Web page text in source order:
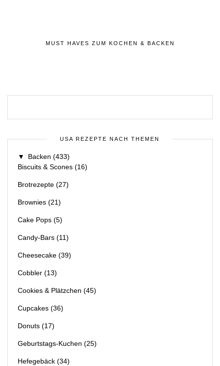
MUST HAVES ZUM KOCHEN & BACKEN
USA REZEPTE NACH THEMEN
▼ Backen (433)
Biscuits & Scones (16)
Brotrezepte (27)
Brownies (21)
Cake Pops (5)
Candy-Bars (11)
Cheesecake (39)
Cobbler (13)
Cookies & Plätzchen (45)
Cupcakes (36)
Donuts (17)
Geburtstags-Kuchen (25)
Hefegebäck (34)